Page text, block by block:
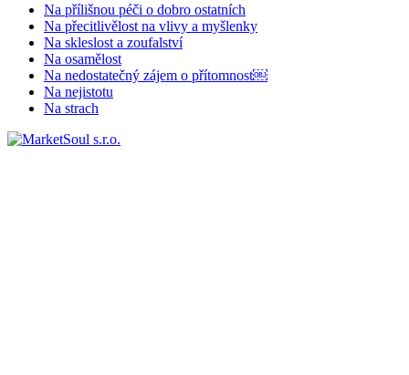
Na přílišnou péči o dobro ostatních
Na přecitlivělost na vlivy a myšlenky
Na skleslost a zoufalství
Na osamělost
Na nedostatečný zájem o přítomnost￼
Na nejistotu
Na strach